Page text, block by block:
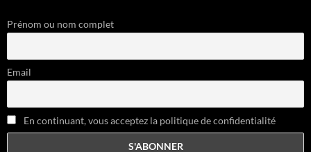
Prénom ou nom complet
Email
En continuant, vous acceptez la politique de confidentialité